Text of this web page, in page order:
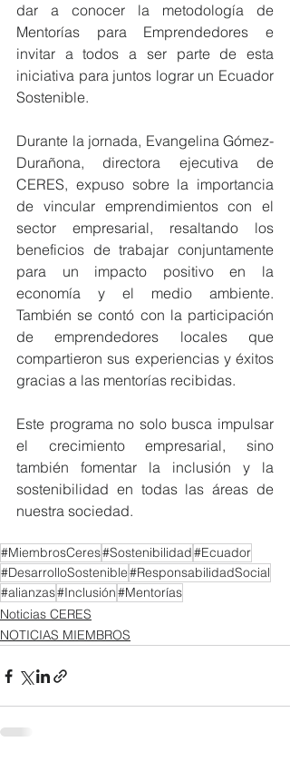
dar a conocer la metodología de
Mentorías para Emprendedores e
invitar a todos a ser parte de esta
iniciativa para juntos lograr un Ecuador
Sostenible.
Durante la jornada, Evangelina Gómez-
Durañona, directora ejecutiva de
CERES, expuso sobre la importancia
de vincular emprendimientos con el
sector empresarial, resaltando los
beneficios de trabajar conjuntamente
para un impacto positivo en la
economía y el medio ambiente.
También se contó con la participación
de emprendedores locales que
compartieron sus experiencias y éxitos
gracias a las mentorías recibidas.
Este programa no solo busca impulsar
el crecimiento empresarial, sino
también fomentar la inclusión y la
sostenibilidad en todas las áreas de
nuestra sociedad.
#MiembrosCeres#Sostenibilidad#Ecuador
#DesarrolloSostenible#ResponsabilidadSocial
#alianzas#Inclusión#Mentorías
Noticias CERES
NOTICIAS MIEMBROS